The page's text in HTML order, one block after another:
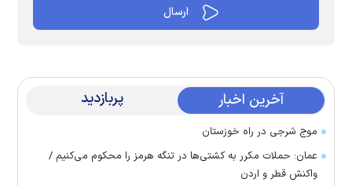
آخرین اخبار پربازدید
موج شرجی در راه خوزستان
عمان: حملات مکرر به کشتی‌ها در تنگه هرمز را محکوم می‌کنیم /
واکنش قطر و اردن